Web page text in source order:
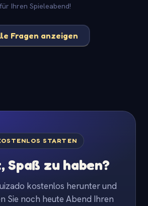
für Ihren Spieleabend!
Fragen anzeigen
STARTEN
Spaß zu haben?
kostenlos herunter und
Sie noch heute Abend Ihren